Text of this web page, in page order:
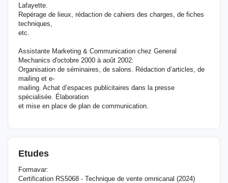
Lafayette.
Repérage de lieux, rédaction de cahiers des charges, de fiches
techniques,
etc.
Assistante Marketing & Communication chez General
Mechanics d'octobre 2000 à août 2002:
Organisation de séminaires, de salons. Rédaction d’articles, de
mailing et e-
mailing. Achat d’espaces publicitaires dans la presse
spécialisée. Élaboration
et mise en place de plan de communication.
Etudes
Formavar:
Certification RS5068 - Technique de vente omnicanal (2024)